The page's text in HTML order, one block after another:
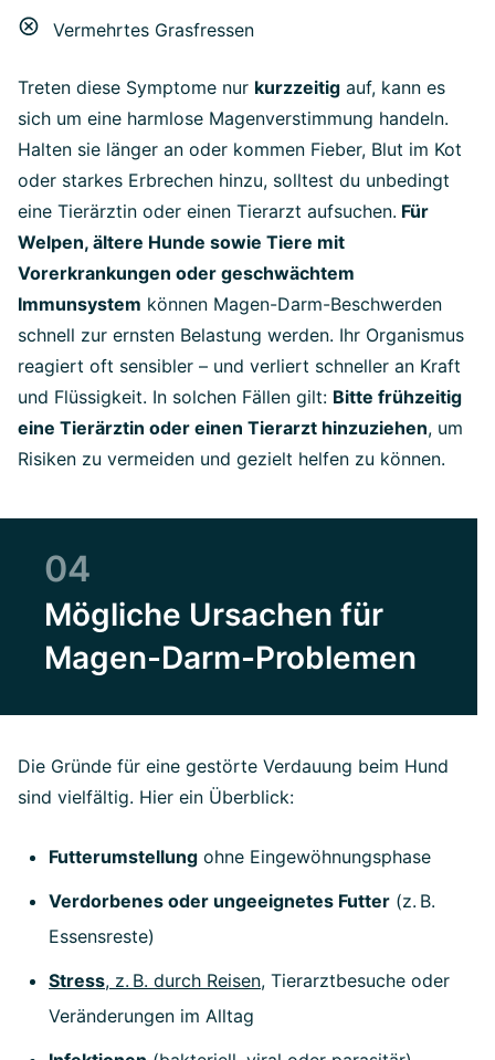
Vermehrtes Grasfressen
Treten diese Symptome nur kurzzeitig auf, kann es
sich um eine harmlose Magenverstimmung handeln.
Halten sie länger an oder kommen Fieber, Blut im Kot
oder starkes Erbrechen hinzu, solltest du unbedingt
eine Tierärztin oder einen Tierarzt aufsuchen. Für
Welpen, ältere Hunde sowie Tiere mit
Vorerkrankungen oder geschwächtem
Immunsystem können Magen-Darm-Beschwerden
schnell zur ernsten Belastung werden. Ihr Organismus
reagiert oft sensibler – und verliert schneller an Kraft
und Flüssigkeit. In solchen Fällen gilt: Bitte frühzeitig
eine Tierärztin oder einen Tierarzt hinzuziehen, um
Risiken zu vermeiden und gezielt helfen zu können.
04
Mögliche Ursachen für
Magen-Darm-Problemen
Die Gründe für eine gestörte Verdauung beim Hund
sind vielfältig. Hier ein Überblick:
Futterumstellung ohne Eingewöhnungsphase
Verdorbenes oder ungeeignetes Futter (z. B.
Essensreste)
Stress, z. B. durch Reisen, Tierarztbesuche oder
Veränderungen im Alltag